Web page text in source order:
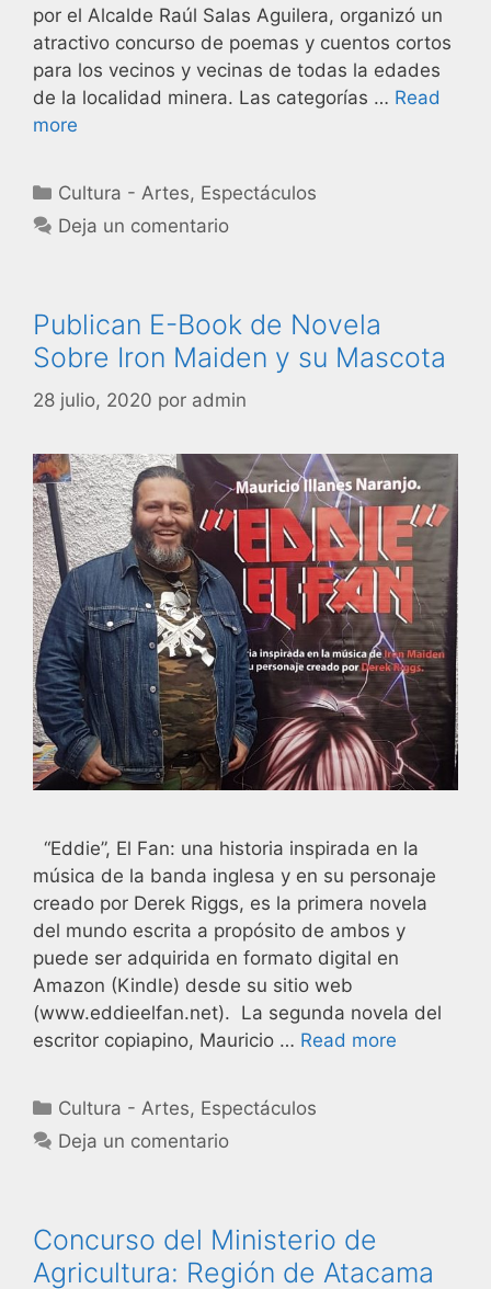
por el Alcalde Raúl Salas Aguilera, organizó un
atractivo concurso de poemas y cuentos cortos
para los vecinos y vecinas de todas la edades
de la localidad minera. Las categorías … Read
more
Cultura - Artes, Espectáculos
Deja un comentario
Publican E-Book de Novela
Sobre Iron Maiden y su Mascota
28 julio, 2020 por admin
“Eddie”, El Fan: una historia inspirada en la
música de la banda inglesa y en su personaje
creado por Derek Riggs, es la primera novela
del mundo escrita a propósito de ambos y
puede ser adquirida en formato digital en
Amazon (Kindle) desde su sitio web
(www.eddieelfan.net). La segunda novela del
escritor copiapino, Mauricio … Read more
Cultura - Artes, Espectáculos
Deja un comentario
Concurso del Ministerio de
Agricultura: Región de Atacama